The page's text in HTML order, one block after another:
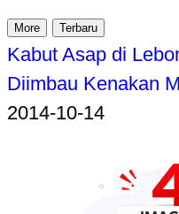
More Terbaru
Kabut Asap di
Diimbau Kenakan
2014-10-14